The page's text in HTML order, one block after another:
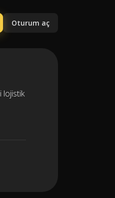
Oturum aç
lojistik